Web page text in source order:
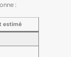
:
estimé